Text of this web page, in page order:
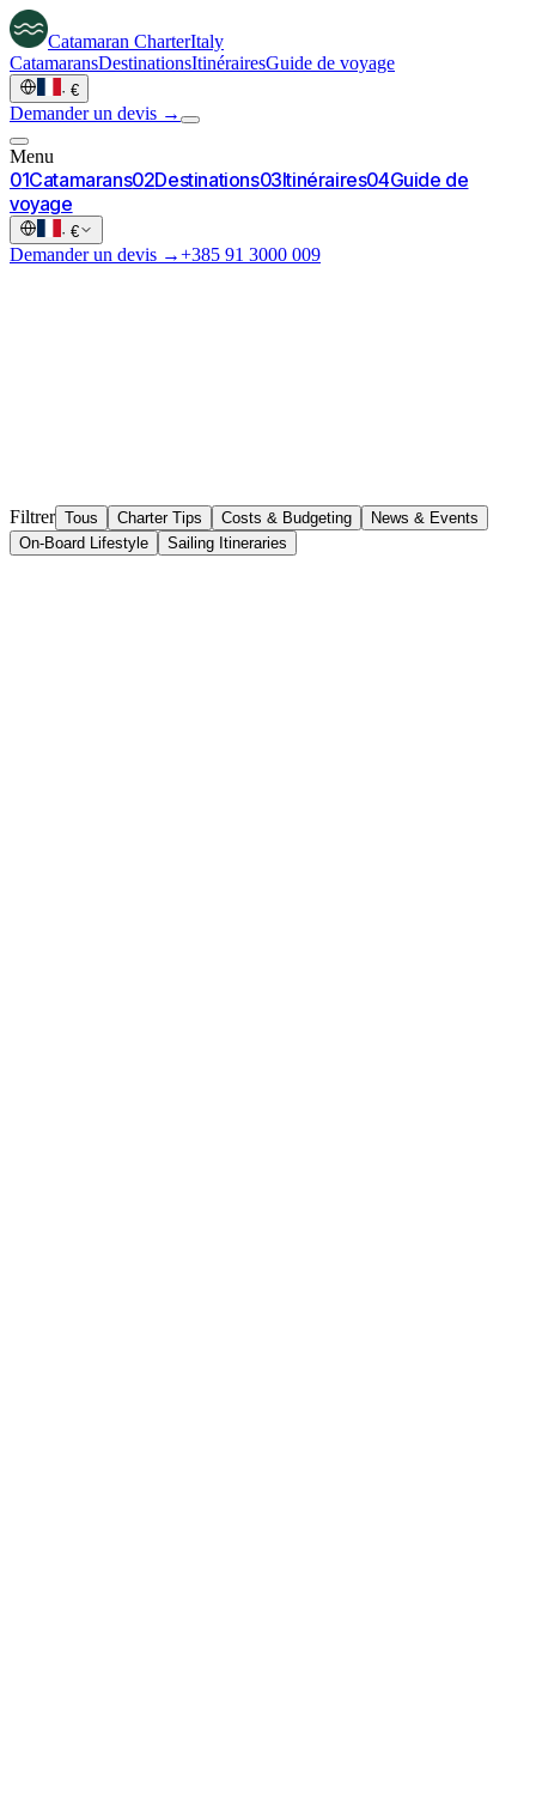
Catamaran CharterItaly
CatamaransDestinationsItinérairesGuide de voyage
· €
Demander un devis →
Menu
01Catamarans02Destinations03Itinéraires04Guide de
voyage
· €
Demander un devis →+385 91 3000 009
Filtrer Tous Charter Tips Costs & Budgeting
News & Events
On-Board Lifestyle
Sailing Itineraries